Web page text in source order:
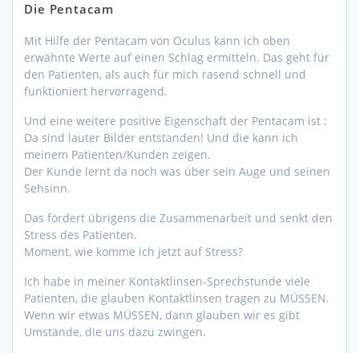
Die Pentacam
Mit Hilfe der Pentacam von Oculus kann ich oben
erwähnte Werte auf einen Schlag ermitteln. Das geht für
den Patienten, als auch für mich rasend schnell und
funktioniert hervorragend.
Und eine weitere positive Eigenschaft der Pentacam ist :
Da sind lauter Bilder entstanden! Und die kann ich
meinem Patienten/Kunden zeigen.
Der Kunde lernt da noch was über sein Auge und seinen
Sehsinn.
Das fördert übrigens die Zusammenarbeit und senkt den
Stress des Patienten.
Moment, wie komme ich jetzt auf Stress?
Ich habe in meiner Kontaktlinsen-Sprechstunde viele
Patienten, die glauben Kontaktlinsen tragen zu MÜSSEN.
Wenn wir etwas MÜSSEN, dann glauben wir es gibt
Umstände, die uns dazu zwingen.